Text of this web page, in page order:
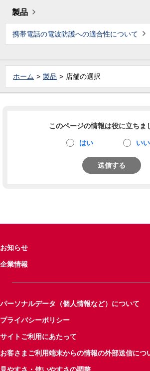
製品
携帯電話の電波防護への適合性について
ホーム 製品 店舗の選択
このページの情報は役に立ちま
はい い
送信する
お知らせ
企業情報
パーソナルデータ（個人情報など）について
プライバシーポリシー
サイトご利用にあたって
お客さまご利用端末からの情報の外部送信につ
見やすさ・使いやすさの調整